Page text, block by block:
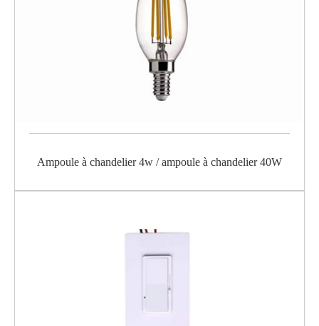
Ampoule à chandelier 4w / ampoule à chandelier 40W